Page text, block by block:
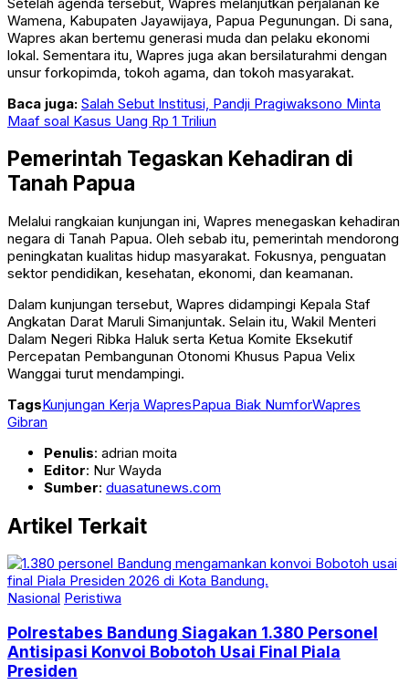
Wamena, Kabupaten Jayawijaya, Papua Pegunungan. Di sana,
Wapres akan bertemu generasi muda dan pelaku ekonomi
lokal. Sementara itu, Wapres juga akan bersilaturahmi dengan
unsur forkopimda, tokoh agama, dan tokoh masyarakat.
Baca juga: Salah Sebut Institusi, Pandji Pragiwaksono Minta
Maaf soal Kasus Uang Rp 1 Triliun
Pemerintah Tegaskan Kehadiran di
Tanah Papua
Melalui rangkaian kunjungan ini, Wapres menegaskan kehadiran
negara di Tanah Papua. Oleh sebab itu, pemerintah mendorong
peningkatan kualitas hidup masyarakat. Fokusnya, penguatan
sektor pendidikan, kesehatan, ekonomi, dan keamanan.
Dalam kunjungan tersebut, Wapres didampingi Kepala Staf
Angkatan Darat Maruli Simanjuntak. Selain itu, Wakil Menteri
Dalam Negeri Ribka Haluk serta Ketua Komite Eksekutif
Percepatan Pembangunan Otonomi Khusus Papua Velix
Wanggai turut mendampingi.
TagsKunjungan Kerja WapresPapua Biak NumforWapres
Gibran
Penulis: adrian moita
Editor: Nur Wayda
Sumber: duasatunews.com
Artikel Terkait
Nasional Peristiwa
Polrestabes Bandung Siagakan 1.380 Personel
Antisipasi Konvoi Bobotoh Usai Final Piala
Presiden